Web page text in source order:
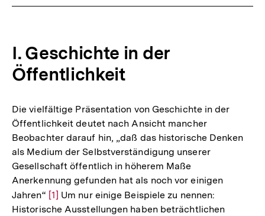
I. Geschichte in der
Öffentlichkeit
Die vielfältige Präsentation von Geschichte in der
Öffentlichkeit deutet nach Ansicht mancher
Beobachter darauf hin, „daß das historische Denken
als Medium der Selbstverständigung unserer
Gesellschaft öffentlich in höherem Maße
Anerkennung gefunden hat als noch vor einigen
Jahren“ Zur
Auflösung
[1] Um nur einige Beispiele zu nennen:
Historische Ausstellungen haben beträchtlichen